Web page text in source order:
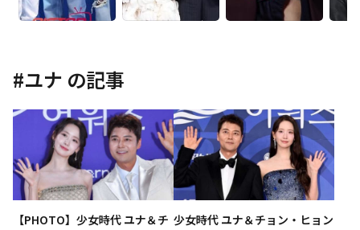
#ユナ の記事
【PHOTO】少女時代 ユナ＆チ 少女時代 ユナ＆チョン・ヒョン